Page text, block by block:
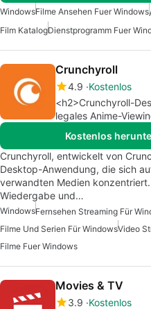
WindowsFilme Ansehen Fuer Windows
Film KatalogDienstprogramm Fuer
Crunchyroll
4.9 Kostenlos
<h2>Crunchyroll-
legales Anime-
Kostenlos
Crunchyroll, entwickelt von
Desktop-Anwendung, die sich
verwandten Medien
Wiedergabe und…
WindowsFernsehen Streaming Für
Filme Und Serien Für WindowsVideo
Filme Fuer Windows
Movies & TV
3.9 Kostenlos